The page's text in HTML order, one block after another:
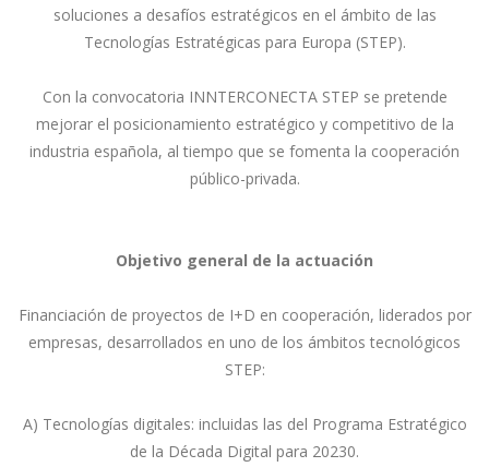
soluciones a desafíos estratégicos en el ámbito de las
Tecnologías Estratégicas para Europa (STEP).
Con la convocatoria INNTERCONECTA STEP se pretende
mejorar el posicionamiento estratégico y competitivo de la
industria española, al tiempo que se fomenta la cooperación
público-privada.
Objetivo general de la actuación
Financiación de proyectos de I+D en cooperación, liderados por
empresas, desarrollados en uno de los ámbitos tecnológicos
STEP:
A) Tecnologías digitales: incluidas las del Programa Estratégico
de la Década Digital para 20230.